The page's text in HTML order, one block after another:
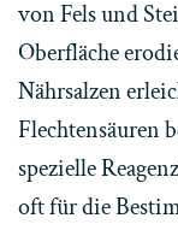
von Fels und
Oberfläche
Nährsalzen
Flechtensäuren
spezielle
oft für die